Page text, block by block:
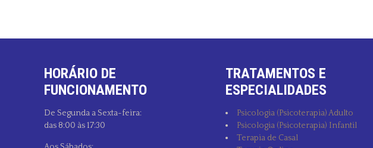
HORÁRIO DE
FUNCIONAMENTO
De Segunda a Sexta-feira:
das 8:00 às 17:30
TRATAMENTOS E
ESPECIALIDADES
Psicologia (Psicoterapia) Adulto
Psicologia (Psicoterapia) Infantil
Terapia de Casal